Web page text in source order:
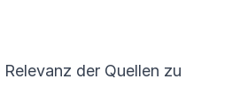
der Quellen zu